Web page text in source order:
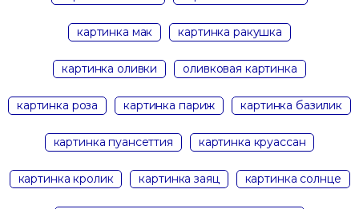
картинка мак картинка ракушка
картинка оливки оливковая картинка
картинка роза картинка париж картинка базилик
картинка пуансеттия картинка круассан
картинка кролик картинка заяц картинка солнце